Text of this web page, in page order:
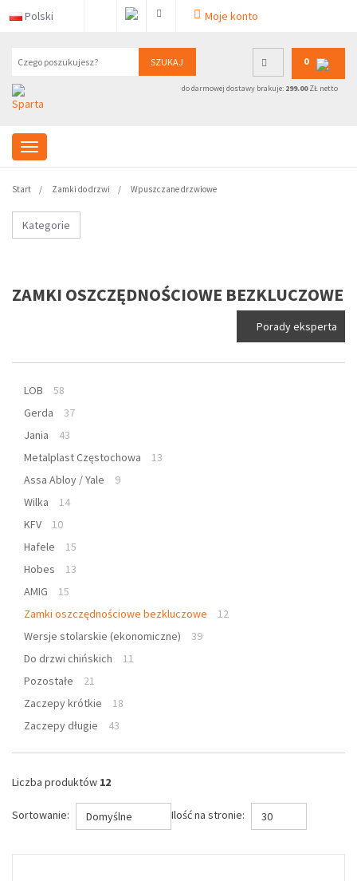
Polski Moje konto
SZUKAJ 0
do darmowej dostawy brakuje: 299.00ZŁ netto
Start Zamki do drzwi Wpuszczane drzwiowe
Kategorie
ZAMKI OSZCZĘDNOŚCIOWE BEZKLUCZOWE
Porady eksperta
LOB
58
Gerda
37
Jania
43
Metalplast Częstochowa
13
Assa Abloy / Yale
9
Wilka
14
KFV
10
Hafele
15
Hobes
13
AMIG
15
Zamki oszczędnościowe bezkluczowe
12
Wersje stolarskie (ekonomiczne)
39
Do drzwi chińskich
11
Pozostałe
21
Zaczepy krótkie
18
Zaczepy długie
43
Liczba produktów 12
Sortowanie: Domyślne Ilość na stronie: 30